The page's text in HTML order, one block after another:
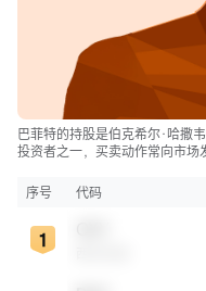
巴菲特的持股是伯克希尔·哈撒
投资者之一，买卖动作常向市场
序号 代码